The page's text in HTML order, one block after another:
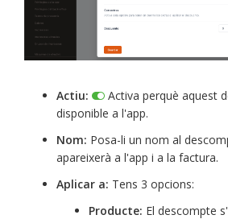
Actiu:
Activa perquè aquest
disponible a l'app.
Nom: Posa-li un nom al
apareixerà a l'app i a la factura.
Aplicar a: Tens 3 opcions:
Producte: El descompte